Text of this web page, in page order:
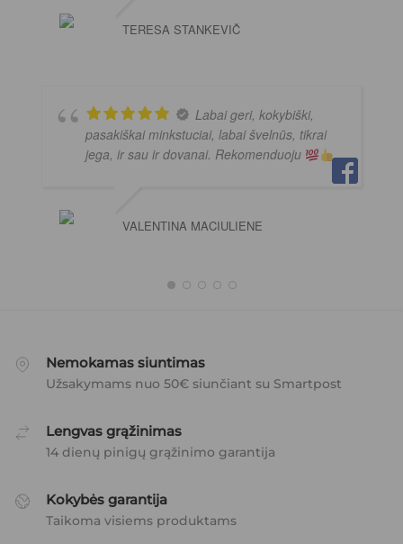
TERESA STANKEVIČ
Labai geri, kokybiški,
pasakiškai minkstuciai, labai švelnūs, tikrai
jega, ir sau ir dovanai. Rekomenduoju
VALENTINA MACIULIENE
Nemokamas siuntimas
Užsakymams nuo 50€ siunčiant su Smartpost
Lengvas grąžinimas
14 dienų pinigų grąžinimo garantija
Kokybės garantija
Taikoma visiems produktams